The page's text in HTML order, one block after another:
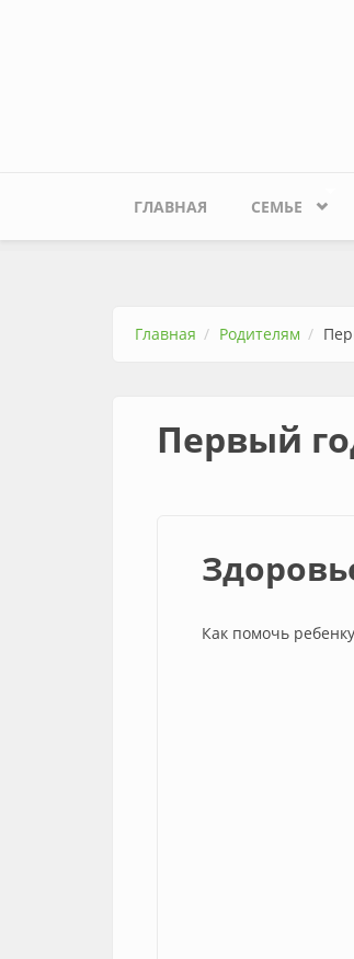
ГЛАВНАЯ СЕМЬЕ
Главная Родителям
Первый
Как помочь